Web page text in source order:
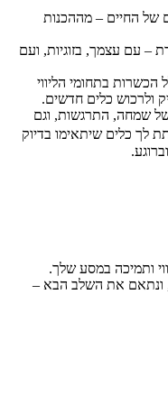
של החיים – מההכנות
– עם עצמך, בזוגיות, ועם
בתחומי הליווי
ולרכוש כלים חדשים.
של שמחה, התרגשות, וגם
לך כלים שיתאימו בדיוק
ותמיכה במסע שלך.
ונתאם את השלב הבא –